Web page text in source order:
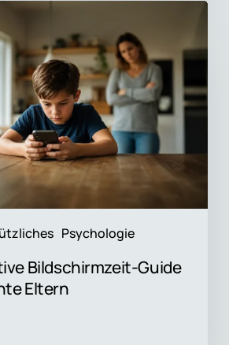
Psychologie
Bildschirmzeit-Guide
Eltern